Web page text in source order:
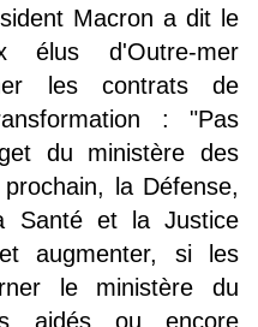
Macron a dit le
d'Outre-mer
les contrats de
: "Pas
du ministère des
la Défense,
Santé et la Justice
augmenter, si les
le ministère du
aidés ou encore